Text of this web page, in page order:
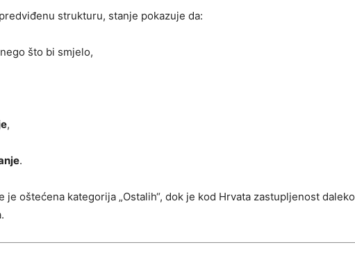
strukturu, stanje pokazuje da:
nego što bi smjelo,
,
.
je oštećena kategorija „Ostalih“, dok je kod Hrvata zastupljenost daleko